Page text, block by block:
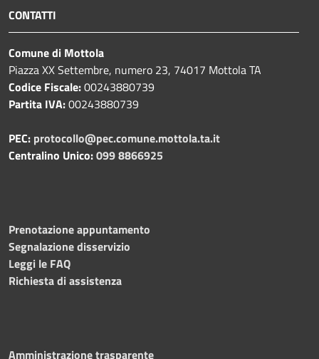
CONTATTI
Comune di Mottola
Piazza XX Settembre, numero 23, 74017 Mottola TA
Codice Fiscale:00243880739
Partita IVA:00243880739
PEC: protocollo@pec.comune.mottola.ta.it
Centralino Unico:099 8866925
Prenotazione appuntamento
Segnalazione disservizio
Leggi le FAQ
Richiesta di assistenza
Amministrazione trasparente